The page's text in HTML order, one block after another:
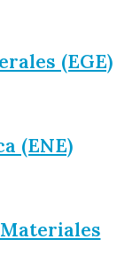
(EGE)
(ENE)